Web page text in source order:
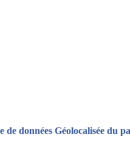
de données Géolocalisée du